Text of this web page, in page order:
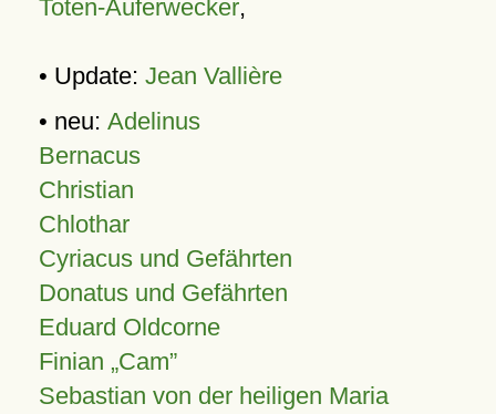
Toten-Auferwecker,
• Update: Jean Vallière
• neu: Adelinus
Bernacus
Christian
Chlothar
Cyriacus und Gefährten
Donatus und Gefährten
Eduard Oldcorne
Finian Cam
Sebastian von der heiligen Maria